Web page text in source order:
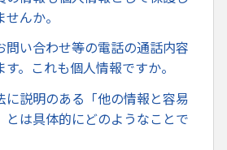
んか。
問い合わせ等の電話の通話内容
。これも個人情報ですか。
に説明のある「他の情報と容易
とは具体的にどのようなことで